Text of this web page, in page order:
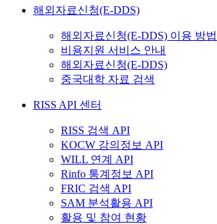
해외자료신청(E-DDS)
해외자료신청(E-DDS) 이용 방법
비용지원 서비스 안내
해외자료신청(E-DDS)
중국대학 자료 검색
RISS API 센터
RISS 검색 API
KOCW 강의정보 API
WILL 연계 API
Rinfo 통계정보 API
FRIC 검색 API
SAM 분석활용 API
활용 및 참여 현황